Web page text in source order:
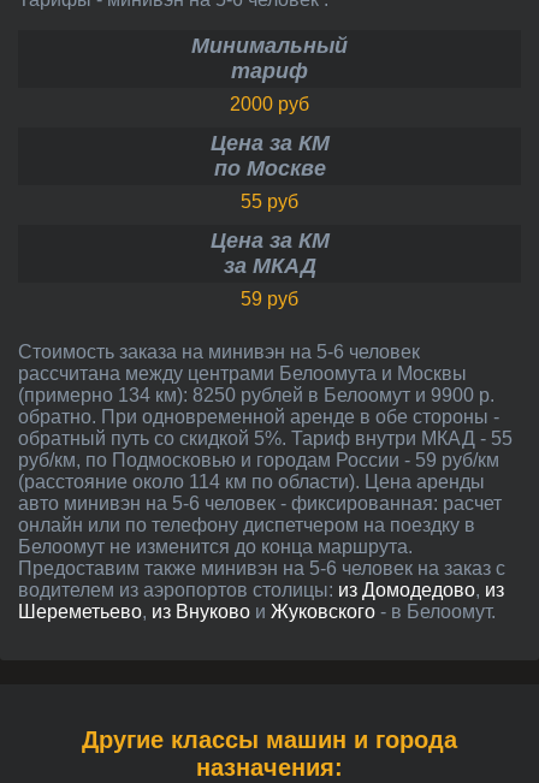
Минимальный
тариф
2000 руб
Цена за КМ
по Москве
55 руб
Цена за КМ
за МКАД
59 руб
Стоимость заказа на минивэн на 5-6 человек
рассчитана между центрами Белоомута и Москвы
(примерно 134 км): 8250 рублей в Белоомут и 9900 р.
обратно. При одновременной аренде в обе стороны -
обратный путь со скидкой 5%. Тариф внутри МКАД - 55
руб/км, по Подмосковью и городам России - 59 руб/км
(расстояние около 114 км по области). Цена аренды
авто минивэн на 5-6 человек - фиксированная: расчет
онлайн или по телефону диспетчером на поездку в
Белоомут не изменится до конца маршрута.
Предоставим также минивэн на 5-6 человек на заказ с
водителем из аэропортов столицы: из Домодедово, из
Шереметьево, из Внуково и Жуковского - в Белоомут.
Другие классы машин и города
назначения: